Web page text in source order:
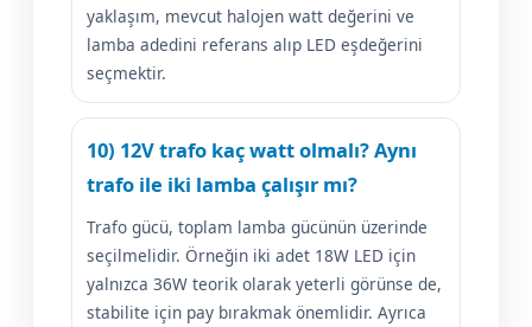
yaklaşım, mevcut halojen watt değerini ve
lamba adedini referans alıp LED eşdeğerini
seçmektir.
10) 12V trafo kaç watt olmalı? Aynı
trafo ile iki lamba çalışır mı?
Trafo gücü, toplam lamba gücünün üzerinde
seçilmelidir. Örneğin iki adet 18W LED için
yalnızca 36W teorik olarak yeterli görünse de,
stabilite için pay bırakmak önemlidir. Ayrıca